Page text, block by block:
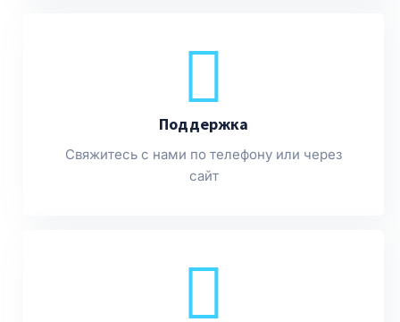
Поддержка
Свяжитесь с нами по телефону или через
сайт